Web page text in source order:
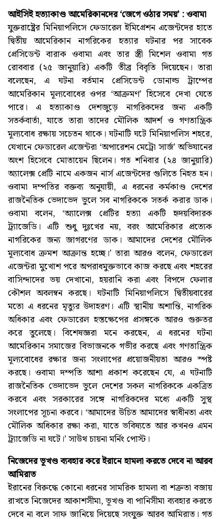
আইসিই হত্যাকাণ্ড আমেরিকানদের ‘জেগে ওঠার সময়’ : ওবামা
যুক্তরাষ্ট্রের মিনিয়াপলিসে ফেডারেল ইমিগ্রেশন এজেন্টদের হাতে
দ্বিতীয় আমেরিকান নাগরিকের হত্যার ঘটনার পর সাবেক
প্রেসিডেন্ট বারাক ওবামা এবং তার স্ত্রী মিশেল ওবামা গত
রোববার (২৫ জানুয়ারি) একটি তীব্র বিবৃতি দিয়েছেন। তারা
বলেছেন, এ ঘটনা বর্তমান প্রেসিডেন্ট ডোনাল্ড ট্রাম্পের
আমেরিকান মূল্যবোধের ওপর ‘আক্রমণ’ হিসেবে দেখা যেতে
পারে। এ হত্যাকাণ্ড দেশজুড়ে নাগরিকদের জন্য একটি
সতর্কবার্তা, যাতে তারা তাদের মৌলিক আদর্শ ও গণতান্ত্রিক
মূল্যবোধ রক্ষায় সচেতন থাকে। ঘটনাটি ঘটে মিনিয়াপলিস শহরে,
যেখানে ফেডারেল এজেন্টরা ‘অপারেশন মেট্রো সার্জ’ অভিযানের
অংশ হিসেবে মোতায়েন ছিলেন। গত শনিবার (২৪ জানুয়ারি)
অ্যালেক্স প্রেটি নামে একজন নার্স এজেন্টদের গুলিতে নিহত হন।
ওবামা দম্পতির বক্তব্য অনুযায়ী, এ ধরনের কর্মকাণ্ড দেশের
রাজনৈতিক ভেদাভেদ ভুলে সব নাগরিককে সতর্ক করার ডাক।
ওবামা বলেন, ‘অ্যালেক্স প্রেটির হত্যা একটি হৃদয়বিদারক
ট্র্যাজেডি। এটি শুধু দুঃখের নয়, বরং আমেরিকার প্রত্যেক
নাগরিকের জন্য জাগরণের ডাক। আমাদের দেশের মৌলিক
মূল্যবোধ ক্রমশ আক্রান্ত হচ্ছে।’ তারা আরও বলেন, ফেডারেল
এজেন্টরা মুখোশ পরে অপরাধমুক্তভাবে কাজ করছে এবং শহরের
বাসিন্দাদের ভয় দেখানো, হয়রানি করা এবং বিপদে ফেলার
কৌশল অবলম্বন করছে। ঘটনাটি মিনিয়াপলিসে দ্বিতীয়বারের
মতো এ ধরনের মৃত্যুর উদাহরণ। এটি স্থানীয় অশান্তি, নাগরিক
অধিকার এবং ফেডারেল হস্তক্ষেপের প্রসঙ্গকে আরও গুরুতর
করে তুলেছে। বিশেষজ্ঞরা মনে করছেন, এ ধরনের ঘটনা
আমেরিকান সমাজের বিভাজনকে গভীর করছে এবং গণতান্ত্রিক
মূল্যবোধের রক্ষার জন্য সংলাপের প্রয়োজনীয়তা আরও স্পষ্ট
করছে। ওবামা দম্পতি আশা প্রকাশ করেছেন যে, এ ঘটনাটি
রাজনৈতিক ভেদাভেদ ভুলে দেশের সকল নাগরিককে একত্রিত
করবে এবং সরকারের সঙ্গে নাগরিকদের মধ্যে একটি সুস্থ
সংলাপের সূচনা করবে। ‘আমাদের উচিত আমাদের স্বাধীনতা এবং
মৌলিক অধিকার রক্ষা করা, যাতে ভবিষ্যতে আর কখনও এমন
ট্র্যাজেডি না ঘটে।’ সাউথ চায়না মর্নিং পোস্ট।
নিজেদের ভূখণ্ড ব্যবহার করে ইরানে হামলা করতে দেবে না আরব
আমিরাত
ইরানের বিরুদ্ধে কোনো ধরনের সামরিক হামলা বা শত্রুতা বজায়
রাখতে নিজেদের আকাশসীমা, ভূখণ্ড বা পানিসীমা ব্যবহার করতে
দেবে না বলে সাফ জানিয়ে দিয়েছে সংযুক্ত আরব আমিরাত। গত